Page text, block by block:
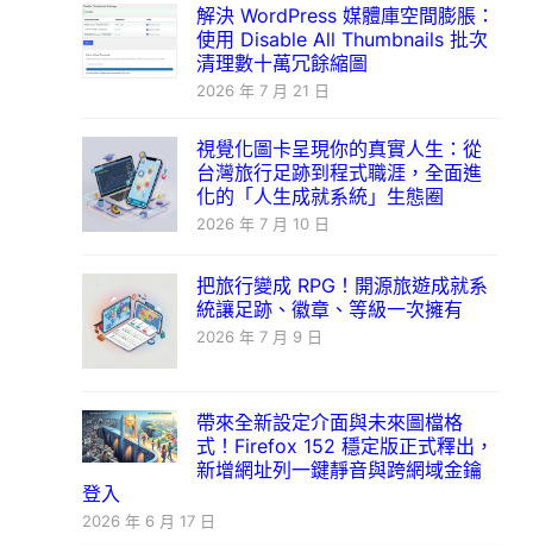
解決 WordPress 媒體庫空間膨脹：
使用 Disable All Thumbnails 批次
清理數十萬冗餘縮圖
2026 年 7 月 21 日
視覺化圖卡呈現你的真實人生：從
台灣旅行足跡到程式職涯，全面進
化的「人生成就系統」生態圈
2026 年 7 月 10 日
把旅行變成 RPG！開源旅遊成就系
統讓足跡、徽章、等級一次擁有
2026 年 7 月 9 日
帶來全新設定介面與未來圖檔格
式！Firefox 152 穩定版正式釋出，
新增網址列一鍵靜音與跨網域金鑰
登入
2026 年 6 月 17 日